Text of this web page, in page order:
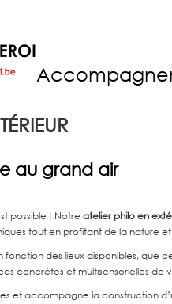
au grand air
possible ! Notreatelier philo en
tout en profitant de la nature
fonction des lieux disponibles, que
concrètes et multisensorielles
et accompagne la construction